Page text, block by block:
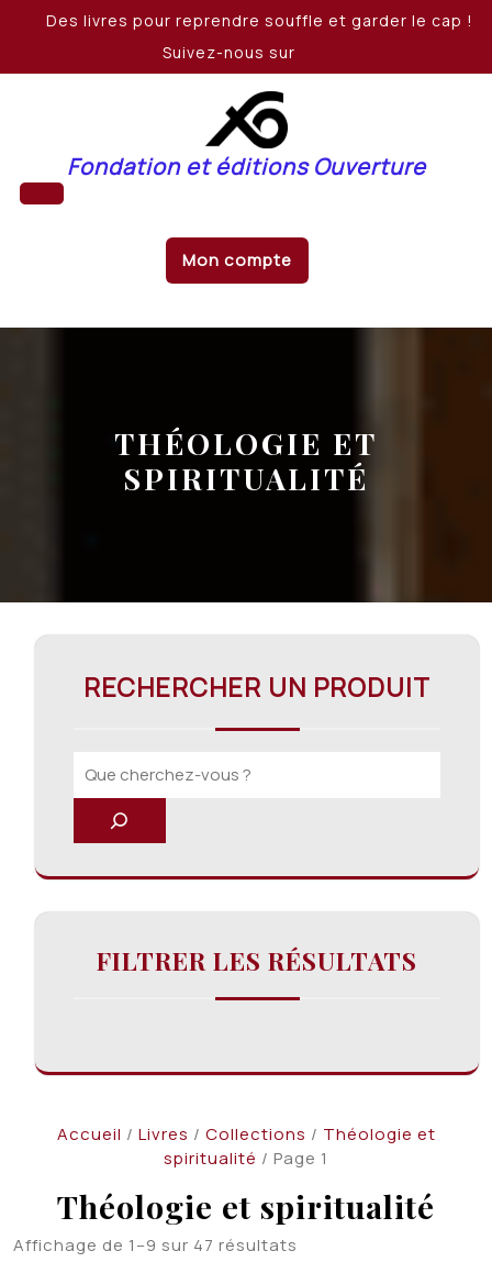
Des livres pour reprendre souffle et garder le cap !
Suivez-nous sur
Fondation et éditions Ouverture
Mon compte
THÉOLOGIE ET
SPIRITUALITÉ
Accueil / Livres / Collections / Théologie et
spiritualité / Page 1
Théologie et spiritualité
Affichage de 1–9 sur 47 résultats
RECHERCHER UN PRODUIT
FILTRER LES RÉSULTATS